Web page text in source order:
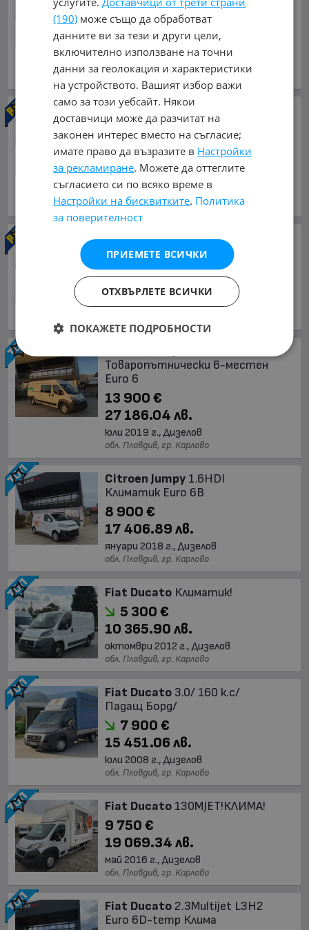
метра кош
15 200 €
29 728.62 лв.
юни 2008 г., Дизелов
обл. Пловдив, гр. Карлово
Iveco Daily 3.0HPI* 35C15*
Тристранен самосвал* 3.20
метра кош
15 500 €
30 315.37 лв.
януари 2007 г., Дизелов
обл. Пловдив, гр. Карлово
Mercedes-Benz Sprinter 311
CDI* Климатик* 8+ 1 места
10 200 €
19 949.47 лв.
февруари 2008 г., Дизелов
Товаропътнически 6-местен
Euro 6
13 900 €
27 186.04 лв.
юли 2019 г., Дизелов
обл. Пловдив, гр. Карлово
Citroen Jumpy 1.6HDI
Климатик Euro 6B
8 900 €
17 406.89 лв.
януари 2018 г., Дизелов
обл. Пловдив, гр. Карлово
Fiat Ducato Климатик!
5 300 €
10 365.90 лв.
октомври 2012 г., Дизелов
обл. Пловдив, гр. Карлово
Fiat Ducato 3.0/ 160 к.с/
Падащ Борд/
7 900 €
15 451.06 лв.
юли 2008 г., Дизелов
обл. Пловдив, гр. Карлово
Fiat Ducato 130MJET!КЛИМА!
9 750 €
19 069.34 лв.
май 2016 г., Дизелов
обл. Пловдив, гр. Карлово
Fiat Ducato 2.3Multijet L3H2
Euro 6D-temp Клима
(190) може също да обработват
данните ви за тези и други цели,
включително използване на точни
данни за геолокация и характеристики
на устройството. Вашият избор важи
само за този уебсайт. Някои
доставчици може да разчитат на
законен интерес вместо на съгласие;
имате право да възразите в Настройки
за рекламиране. Можете да оттеглите
съгласието си по всяко време в
Настройки на бисквитките. Политика
за поверителност
ПРИЕМЕТЕ ВСИЧКИ
ОТХВЪРЛЕТЕ ВСИЧКИ
ПОКАЖЕТЕ ПОДРОБНОСТИ